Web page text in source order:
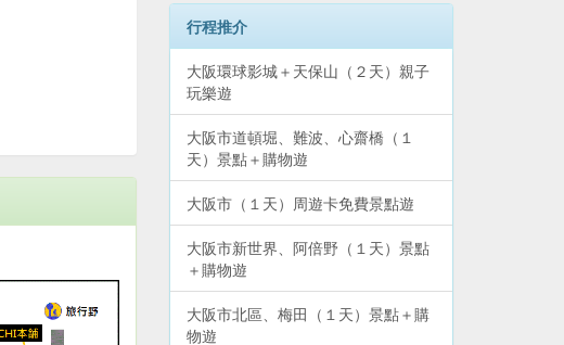
行程推介
大阪環球影城＋天保山（２天）親子
玩樂遊
大阪市道頓堀、難波、心齋橋（１
天）景點＋購物遊
大阪市（１天）周遊卡免費景點遊
大阪市新世界、阿倍野（１天）景點
＋購物遊
大阪市北區、梅田（１天）景點＋購
物遊